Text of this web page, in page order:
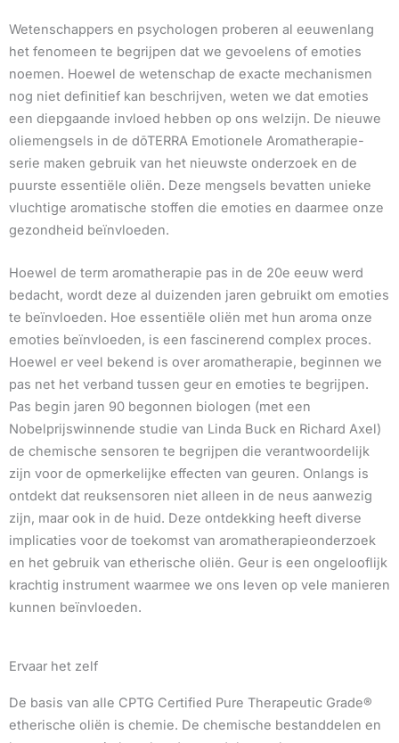
Wetenschappers en psychologen proberen al eeuwenlang
het fenomeen te begrijpen dat we gevoelens of emoties
noemen. Hoewel de wetenschap de exacte mechanismen
nog niet definitief kan beschrijven, weten we dat emoties
een diepgaande invloed hebben op ons welzijn. De nieuwe
oliemengsels in de dōTERRA Emotionele Aromatherapie-
serie maken gebruik van het nieuwste onderzoek en de
puurste essentiële oliën. Deze mengsels bevatten unieke
vluchtige aromatische stoffen die emoties en daarmee onze
gezondheid beïnvloeden.
Hoewel de term aromatherapie pas in de 20e eeuw werd
bedacht, wordt deze al duizenden jaren gebruikt om emoties
te beïnvloeden. Hoe essentiële oliën met hun aroma onze
emoties beïnvloeden, is een fascinerend complex proces.
Hoewel er veel bekend is over aromatherapie, beginnen we
pas net het verband tussen geur en emoties te begrijpen.
Pas begin jaren 90 begonnen biologen (met een
Nobelprijswinnende studie van Linda Buck en Richard Axel)
de chemische sensoren te begrijpen die verantwoordelijk
zijn voor de opmerkelijke effecten van geuren. Onlangs is
ontdekt dat reuksensoren niet alleen in de neus aanwezig
zijn, maar ook in de huid. Deze ontdekking heeft diverse
implicaties voor de toekomst van aromatherapieonderzoek
en het gebruik van etherische oliën. Geur is een ongelooflijk
krachtig instrument waarmee we ons leven op vele manieren
kunnen beïnvloeden.
Ervaar het zelf
De basis van alle CPTG Certified Pure Therapeutic Grade®
etherische oliën is chemie. De chemische bestanddelen en